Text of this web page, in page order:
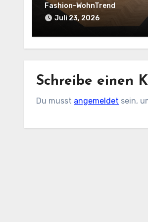
Fashion-WohnTrend
Juli 23, 2026
Schreibe einen
Du musst angemeldet sein,